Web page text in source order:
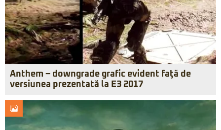
Anthem – downgrade grafic evident faţă de
versiunea prezentată la E3 2017